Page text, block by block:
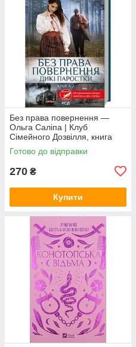
Без права повернення —
Ольга Саліпа | Клуб
Сімейного Дозвілля, книга
українською, нова, тверда
Готово до відправки
270 ₴
Купити